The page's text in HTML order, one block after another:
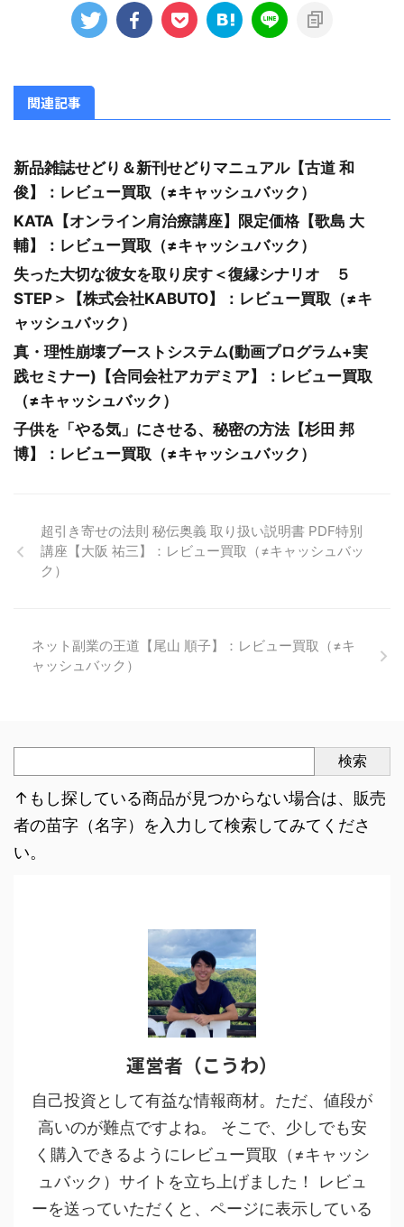
関連記事
新品雑誌せどり＆新刊せどりマニュアル【古道 和
俊】：レビュー買取（≠キャッシュバック）
KATA【オンライン肩治療講座】限定価格【歌島 大
輔】：レビュー買取（≠キャッシュバック）
失った大切な彼女を取り戻す＜復縁シナリオ ５
STEP＞【株式会社KABUTO】：レビュー買取（≠キ
ャッシュバック）
真・理性崩壊ブーストシステム(動画プログラム+実
践セミナー)【合同会社アカデミア】：レビュー買取
（≠キャッシュバック）
子供を「やる気」にさせる、秘密の方法【杉田 邦
博】：レビュー買取（≠キャッシュバック）
超引き寄せの法則 秘伝奥義 取り扱い説明書 PDF特別
講座【大阪 祐三】：レビュー買取（≠キャッシュバッ
ク）
ネット副業の王道【尾山 順子】：レビュー買取（≠キ
ャッシュバック）
検索
↑もし探している商品が見つからない場合は、販売
者の苗字（名字）を入力して検索してみてくださ
い。
運営者（こうわ）
自己投資として有益な情報商材。ただ、値段が
高いのが難点ですよね。 そこで、少しでも安
く購入できるようにレビュー買取（≠キャッシ
ュバック）サイトを立ち上げました！ レビュ
ーを送っていただくと、ページに表示している